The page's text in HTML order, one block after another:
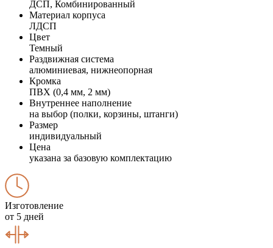
ДСП, Комбинированный
Материал корпуса
ЛДСП
Цвет
Темный
Раздвижная система
алюминиевая, нижнеопорная
Кромка
ПВХ (0,4 мм, 2 мм)
Внутреннее наполнение
на выбор (полки, корзины, штанги)
Размер
индивидуальный
Цена
указана за базовую комплектацию
Изготовление
от 5 дней